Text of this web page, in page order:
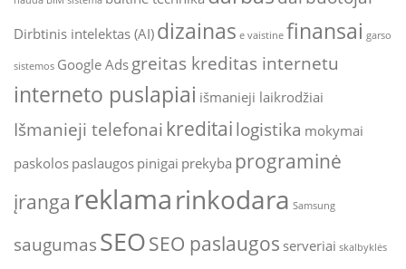
Dirbtinis intelektas (AI)dizainas e vaistine finansai garso
sistemos Google Adsgreitas kreditas internetu
interneto puslapiai išmanieji laikrodžiai
Išmanieji telefonai kreditai logistika mokymai
paskolospaslaugospinigai prekyba programinė
įranga reklamarinkodara Samsung
saugumas SEOSEO paslaugos serveriai skalbyklės